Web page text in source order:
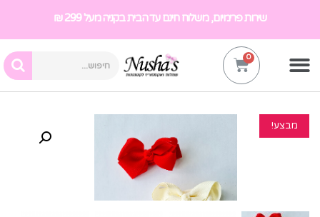
שירות פרימיום, משלוח חינם עד הבית בקניה מעל 299 ₪
מבצע!